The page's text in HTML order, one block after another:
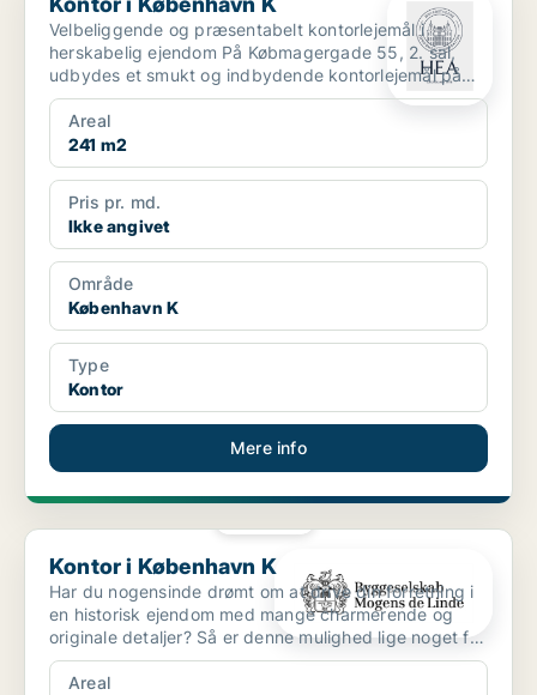
Velbeliggende og præsentabelt kontorlejemål i
herskabelig ejendom På Købmagergade 55, 2. sal,
udbydes et smukt og indbydende kontorlejemål på
241 m² i en k...
Areal
241 m2
Pris pr. md.
Ikke angivet
Område
København K
Type
Kontor
Mere info
Kontor i København K
Kontor i København K
Har du nogensinde drømt om at drive din forretning i
en historisk ejendom med mange charmerende og
originale detaljer? Så er denne mulighed lige noget for
di...
Areal